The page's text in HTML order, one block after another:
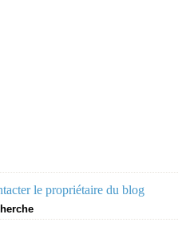
le propriétaire du blog